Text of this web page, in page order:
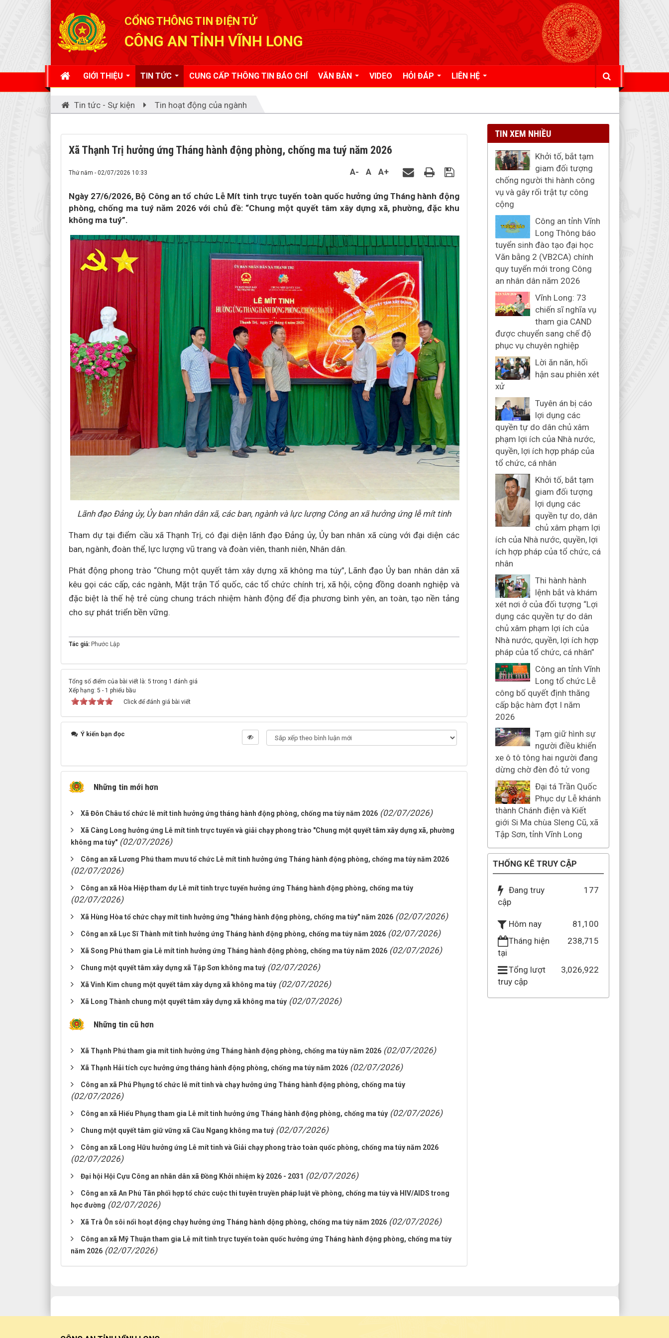
CỔNG THÔNG TIN ĐIỆN TỬ
CÔNG AN TỈNH VĨNH LONG
GIỚI THIỆU TIN TỨC CUNG CẤP THÔNG TIN BÁO CHÍ VĂN BẢN VIDEO HỎI ĐÁP LIÊN HỆ
Tin tức - Sự kiện Tin hoạt động của ngành
Xã Thạnh Trị hưởng ứng Tháng hành động phòng, chống ma tuý năm 2026
Thứ năm - 02/07/2026 10:33 A- A A+
Ngày 27/6/2026, Bộ Công an tổ chức Lễ Mít tinh trực tuyến toàn quốc hưởng ứng Tháng hành động
phòng, chống ma tuý năm 2026 với chủ đề: “Chung một quyết tâm xây dựng xã, phường, đặc khu
không ma tuý”.
Lãnh đạo Đảng ủy, Ủy ban nhân dân xã, các ban, ngành và lực lượng Công an xã hưởng ứng lễ mít tinh
Tham dự tại điểm cầu xã Thạnh Trị, có đại diện lãnh đạo Đảng ủy, Ủy ban nhân xã cùng với đại diện các
ban, ngành, đoàn thể, lực lượng vũ trang và đoàn viên, thanh niên, Nhân dân.
Phát động phong trào “Chung một quyết tâm xây dựng xã không ma túy”, Lãnh đạo Ủy ban nhân dân xã
kêu gọi các cấp, các ngành, Mặt trận Tổ quốc, các tổ chức chính trị, xã hội, cộng đồng doanh nghiệp và
đặc biệt là thế hệ trẻ cùng chung trách nhiệm hành động để địa phương bình yên, an toàn, tạo nền tảng
cho sự phát triển bền vững.
Tác giả: Phước Lập
Tổng số điểm của bài viết là: 5 trong 1 đánh giá
Xếp hạng: 5 - 1 phiếu bầu
Click để đánh giá bài viết
Ý kiến bạn đọc
Những tin mới hơn
Xã Đôn Châu tổ chức lễ mít tinh hưởng ứng tháng hành động phòng, chống ma túy năm 2026 (02/07/2026)
Xã Càng Long hưởng ứng Lễ mít tinh trực tuyến và giải chạy phong trào "Chung một quyết tâm xây dựng xã, phường
không ma túy" (02/07/2026)
Công an xã Lương Phú tham mưu tổ chức Lễ mít tinh hưởng ứng Tháng hành động phòng, chống ma túy năm 2026
(02/07/2026)
Công an xã Hòa Hiệp tham dự Lễ mít tinh trực tuyến hưởng ứng Tháng hành động phòng, chống ma túy
(02/07/2026)
Xã Hùng Hòa tổ chức chạy mít tinh hưởng ứng "tháng hành động phòng, chống ma túy" năm 2026 (02/07/2026)
Công an xã Lục Sĩ Thành mít tinh hưởng ứng Tháng hành động phòng, chống ma túy năm 2026 (02/07/2026)
Xã Song Phú tham gia Lễ mít tinh hưởng ứng Tháng hành động phòng, chống ma túy năm 2026 (02/07/2026)
Chung một quyết tâm xây dựng xã Tập Sơn không ma tuý (02/07/2026)
Xã Vinh Kim chung một quyết tâm xây dựng xã không ma túy (02/07/2026)
Xã Long Thành chung một quyết tâm xây dựng xã không ma túy (02/07/2026)
Những tin cũ hơn
Xã Thạnh Phú tham gia mít tinh hưởng ứng Tháng hành động phòng, chống ma túy năm 2026 (02/07/2026)
Xã Thạnh Hải tích cực hưởng ứng tháng hành động phòng, chống ma túy năm 2026 (02/07/2026)
Công an xã Phú Phụng tổ chức lễ mít tinh và chạy hưởng ứng Tháng hành động phòng, chống ma túy
(02/07/2026)
Công an xã Hiếu Phụng tham gia Lễ mít tinh hưởng ứng Tháng hành động phòng, chống ma túy (02/07/2026)
Chung một quyết tâm giữ vững xã Cầu Ngang không ma tuý (02/07/2026)
Công an xã Long Hữu hưởng ứng Lễ mít tinh và Giải chạy phong trào toàn quốc phòng, chống ma túy năm 2026
(02/07/2026)
Đại hội Hội Cựu Công an nhân dân xã Đồng Khởi nhiệm kỳ 2026 - 2031 (02/07/2026)
Công an xã An Phú Tân phối hợp tổ chức cuộc thi tuyên truyền pháp luật về phòng, chống ma túy và HIV/AIDS trong
học đường (02/07/2026)
Xã Trà Ôn sôi nổi hoạt động chạy hưởng ứng Tháng hành dộng phòng, chống ma túy năm 2026 (02/07/2026)
Công an xã Mỹ Thuận tham gia Lễ mít tinh trực tuyến toàn quốc hưởng ứng Tháng hành động phòng, chống ma túy
năm 2026 (02/07/2026)
TIN XEM NHIỀU
Khởi tố, bắt tạm
giam đối tượng
chống người thi hành công
vụ và gây rối trật tự công
cộng
Công an tỉnh Vĩnh
Long Thông báo
tuyển sinh đào tạo đại học
Văn bằng 2 (VB2CA) chính
quy tuyển mới trong Công
an nhân dân năm 2026
Vĩnh Long: 73
chiến sĩ nghĩa vụ
tham gia CAND
được chuyển sang chế độ
phục vụ chuyên nghiệp
Lời ăn năn, hối
hận sau phiên xét
xử
Tuyên án bị cáo
lợi dụng các
quyền tự do dân chủ xâm
phạm lợi ích của Nhà nước,
quyền, lợi ích hợp pháp của
tổ chức, cá nhân
Khởi tố, bắt tạm
giam đối tượng
lợi dụng các
quyền tự do, dân
chủ xâm phạm lợi
ích của Nhà nước, quyền, lợi
ích hợp pháp của tổ chức, cá
nhân
Thi hành hành
lệnh bắt và khám
xét nơi ở của đối tượng “Lợi
dụng các quyền tự do dân
chủ xâm phạm lợi ích của
Nhà nước, quyền, lợi ích hợp
pháp của tổ chức, cá nhân”
Công an tỉnh Vĩnh
Long tổ chức Lễ
công bố quyết định thăng
cấp bậc hàm đợt I năm
2026
Tạm giữ hình sự
người điều khiển
xe ô tô tông hai người đang
dừng chờ đèn đỏ tử vong
Đại tá Trần Quốc
Phục dự Lễ khánh
thành Chánh điện và Kiết
giới Si Ma chùa Sleng Cũ, xã
Tập Sơn, tỉnh Vĩnh Long
THỐNG KÊ TRUY CẬP
Đang truy
cập
177
Hôm nay
81,100
Tháng hiện
tại
238,715
Tổng lượt
truy cập
3,026,922